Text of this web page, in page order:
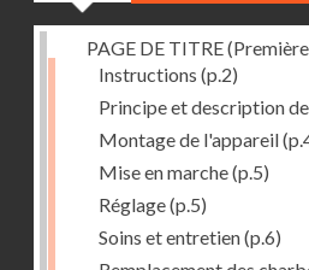
PAGE DE TITRE
Instructions (p.2)
Principe et description
Montage de l'appareil
Mise en marche(p.5)
Réglage(p.5)
Soins et entretien(p.6)